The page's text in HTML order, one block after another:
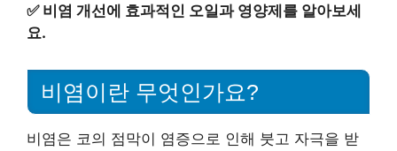
✅ 비염 개선에 효과적인 오일과 영양제를 알아보세
요.
비염이란 무엇인가요?
비염은 코의 점막이 염증으로 인해 붓고 자극을 받